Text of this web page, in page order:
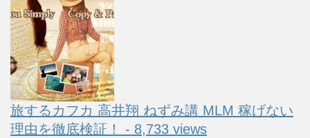
旅するカフカ 高井翔 ねずみ講 MLM 稼げない
理由を徹底検証！ - 8,733 views